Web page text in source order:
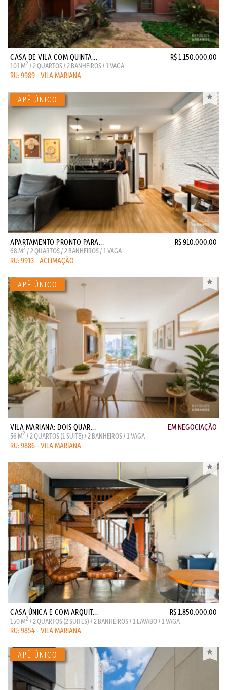
CASA DE VILA COM QUINTA... R$ 1.150.000,00
101 M2 / 2 QUARTOS / 2 BANHEIROS / 1 VAGA
RU: 9989 - VILA MARIANA
APARTAMENTO PRONTO PARA... R$ 910.000,00
68 M2 / 2 QUARTOS / 2 BANHEIROS / 1 VAGA
RU: 9913 - ACLIMAÇÃO
VILA MARIANA: DOIS QUAR... EM NEGOCIAÇÃO
56 M2 / 2 QUARTOS (1 SUITE) / 2 BANHEIROS / 1 VAGA
RU: 9886 - VILA MARIANA
CASA ÚNICA E COM ARQUIT... R$ 1.850.000,00
150 M2 / 2 QUARTOS (2 SUITES) / 2 BANHEIROS / 1 LAVABO / 1 VAGA
RU: 9854 - VILA MARIANA